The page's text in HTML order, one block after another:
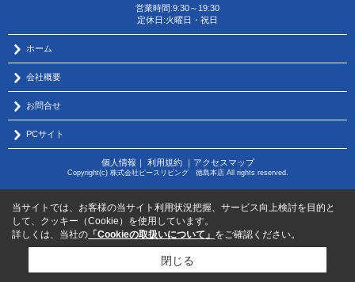
営業時間:9:30～19:30
定休日:火曜日・祝日
ホーム
会社概要
お問合せ
PCサイト
個人情報 ｜ 利用規約｜ アクセスマップ
Copyright(c) 株式会社ピースリビング 徳島本店 All rights reserved.
当サイトでは、お客様の当サイト利用状況把握、サービス向上検討を目的と
して、クッキー（Cookie）を使用しています。
詳しくは、当社の 「Cookieの取扱いについて」 をご確認ください。
閉じる